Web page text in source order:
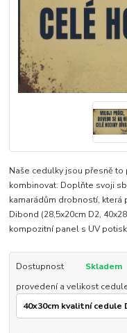
Naše cedulky jsou přesně
kombinovat. Doplňte svoji
kamarádům drobností, která
Dibond (28,5x20cm D2,
kompozitní panel s UV
Dostupnost
Skladem
provedení a velikost